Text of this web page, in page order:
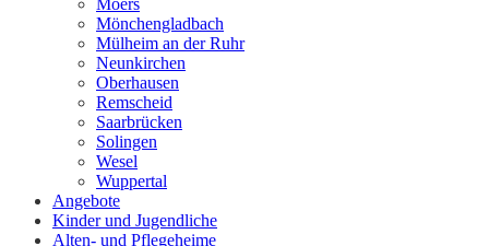
Moers
Mönchengladbach
Mülheim an der Ruhr
Neunkirchen
Oberhausen
Remscheid
Saarbrücken
Solingen
Wesel
Wuppertal
Angebote
Kinder und Jugendliche
Alten- und Pflegeheime